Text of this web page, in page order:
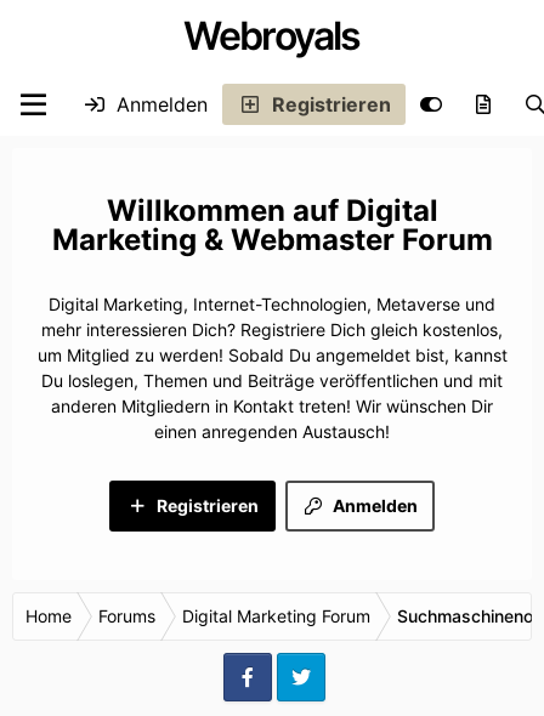
Webroyals
Anmelden Registrieren
Digital
Marketing & Webmaster Forum
Digital Marketing, Internet-Technologien, Metaverse und
mehr interessieren Dich? Registriere Dich gleich kostenlos,
um Mitglied zu werden! Sobald Du angemeldet bist, kannst
Du loslegen, Themen und Beiträge veröffentlichen und mit
anderen Mitgliedern in Kontakt treten! Wir wünschen Dir
einen anregenden Austausch!
Anmelden
Registrieren
Home Forums Digital Marketing Forum